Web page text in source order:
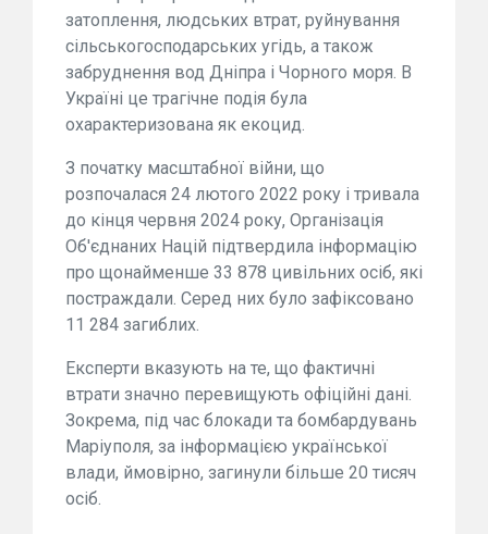
затоплення, людських втрат, руйнування
сільськогосподарських угідь, а також
забруднення вод Дніпра і Чорного моря. В
Україні це трагічне подія була
охарактеризована як екоцид.
З початку масштабної війни, що
розпочалася 24 лютого 2022 року і тривала
до кінця червня 2024 року, Організація
Об'єднаних Націй підтвердила інформацію
про щонайменше 33 878 цивільних осіб, які
постраждали. Серед них було зафіксовано
11 284 загиблих.
Експерти вказують на те, що фактичні
втрати значно перевищують офіційні дані.
Зокрема, під час блокади та бомбардувань
Маріуполя, за інформацією української
влади, ймовірно, загинули більше 20 тисяч
осіб.